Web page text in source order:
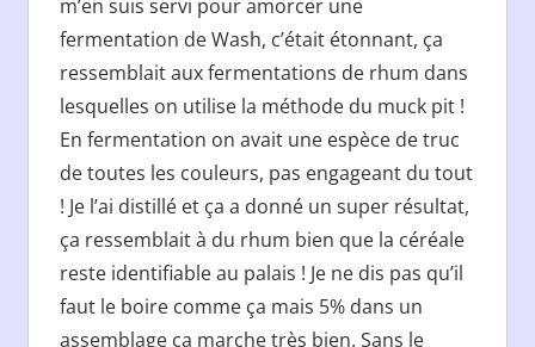
m’en suis servi pour amorcer une
fermentation de Wash, c’était étonnant, ça
ressemblait aux fermentations de rhum dans
lesquelles on utilise la méthode du muck pit !
En fermentation on avait une espèce de truc
de toutes les couleurs, pas engageant du tout
! Je l’ai distillé et ça a donné un super résultat,
ça ressemblait à du rhum bien que la céréale
reste identifiable au palais ! Je ne dis pas qu’il
faut le boire comme ça mais 5% dans un
assemblage ça marche très bien. Sans le